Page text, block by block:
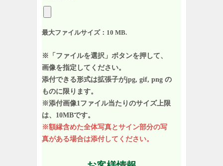
最大ファイルサイズ：10 MB.
※「ファイルを選択」ボタンを押して、
画像を指定してください。
添付できる形式は拡張子がjpg, gif, png の
ものに限ります。
※添付画像1ファイル当たりのサイズ上限
は、10MBです。
※額縁含めた全体写真とサイン部分の写
真がある場合は添付してください。